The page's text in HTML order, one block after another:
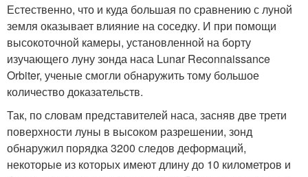
Естественно, что и куда большая по сравнению с луной
земля оказывает влияние на соседку. И при помощи
высокоточной камеры, установленной на борту
изучающего луну зонда наса Lunar Reconnaissance
Orbiter, ученые смогли обнаружить тому большое
количество доказательств.
Так, по словам представителей наса, засняв две трети
поверхности луны в высоком разрешении, зонд
обнаружил порядка 3200 следов деформаций,
некоторые из которых имеют длину до 10 километров и